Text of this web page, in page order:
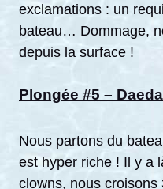
exclamations : un
bateau… Dommage,
depuis la surface !
Plongée #5 –
Nous partons du
est hyper riche ! Il y a
clowns, nous